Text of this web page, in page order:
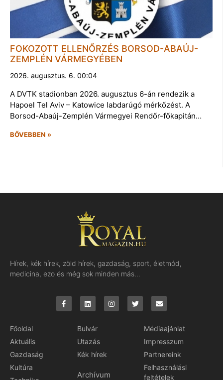
FOKOZOTT ELLENŐRZÉS BORSOD-ABAÚJ-
ZEMPLÉN VÁRMEGYÉBEN
2026. augusztus. 6. 00:04
A DVTK stadionban 2026. augusztus 6-án rendezik a
Hapoel Tel Aviv – Katowice labdarúgó mérkőzést. A
Borsod-Abaúj-Zemplén Vármegyei Rendőr-főkapitán…
BŐVEBBEN »
Hírek, kék hírek, zöld hírek, gazdaság, sport, életmód,
medicina, ezo és még sok minden más…
Főoldal
Aktuális
Gazdaság
Kultúra
Bulvár
Utazás
Kék hírek
Archívum
Médiaajánlat
Impresszum
Partnereink
Felhasználási
feltételek